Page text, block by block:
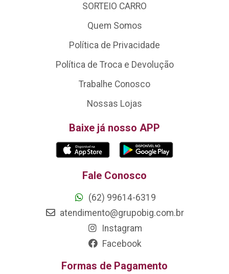
SORTEIO CARRO
Quem Somos
Política de Privacidade
Política de Troca e Devolução
Trabalhe Conosco
Nossas Lojas
Baixe já nosso APP
Fale Conosco
(62) 99614-6319
atendimento@grupobig.com.br
Instagram
Facebook
Formas de Pagamento